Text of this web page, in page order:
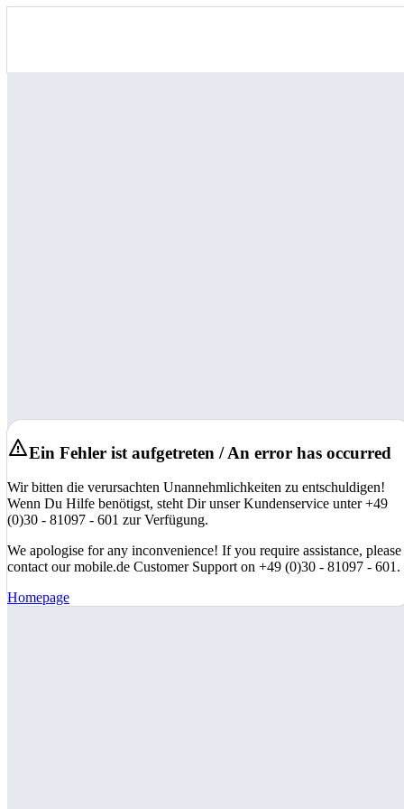
Ein Fehler ist aufgetreten / An error has occurred
Wir bitten die verursachten Unannehmlichkeiten zu entschuldigen!
Wenn Du Hilfe benötigst, steht Dir unser Kundenservice unter +49
(0)30 - 81097 - 601 zur Verfügung.
We apologise for any inconvenience! If you require assistance, please
contact our mobile.de Customer Support on +49 (0)30 - 81097 - 601.
Homepage